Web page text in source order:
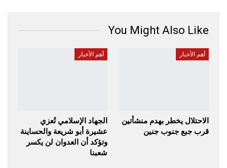
You Might Also Like
أهم الأخبار
الاحتلال يخطر بهدم منشأتين
قرب جبع جنوب جنين
أهم الأخبار
الجهاد الإسلامي تُعزي
عشيرة أبو شريعة والحساينة
وتؤكد أن العدوان لن يكسر
شعبنا